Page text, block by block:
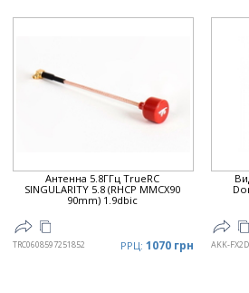
Антенна 5.8ГГц TrueRC
SINGULARITY 5.8 (RHCP MMCX90
90mm) 1.9dbic
TRC0608597251852 РРЦ: 1070 грн AKK-